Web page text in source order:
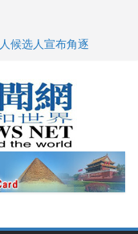
民分享竞选理念
候选人宣布角逐
奖典礼多伦多举行